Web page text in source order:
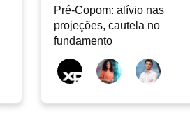
Pré-Copom: alívio nas
projeções, cautela no
fundamento